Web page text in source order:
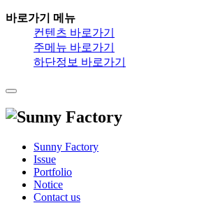
바로가기 메뉴
컨텐츠 바로가기
주메뉴 바로가기
하단정보 바로가기
Sunny Factory
Issue
Portfolio
Notice
Contact us